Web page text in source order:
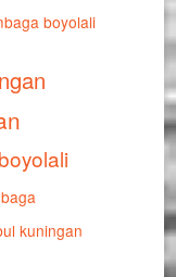
boyolali
kuningan